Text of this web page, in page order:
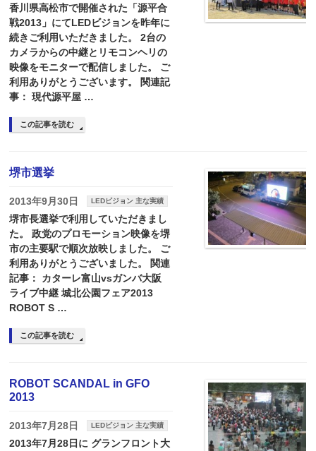
香川県高松市で開催された「源平合
戦2013」にてLEDビジョンを昨年に
続きご利用いただきました。 2台の
カメラからの中継とリモコンヘリの
映像をモニターで配信しました。 ご
利用ありがとうございます。 関連記
事： 現代源平屋 …
この記事を読む
堺市選挙
2013年9月30日 LEDビジョン 主な実績
堺市長選挙で利用していただきまし
た。 政党のプロモーション映像を堺
市の主要駅で順次放映しました。 ご
利用ありがとうございました。 関連
記事： カターレ富山vsガンバ大阪
ライブ中継 城北公園フェア2013
ROBOT S …
この記事を読む
ROBOT SCANDAL in GFO
2013
2013年7月28日 LEDビジョン 主な実績
2013年7月28日に グランフロント大